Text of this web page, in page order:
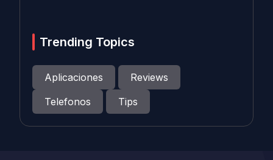
Trending Topics
Aplicaciones
Reviews
Telefonos
Tips